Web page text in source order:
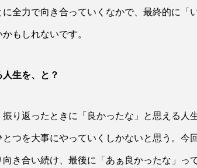
に全力で向き合っていくなかで、最終的に「
もしれないです。
生を、と？
振り返ったときに「良かったな」と思える人
とつを大事にやっていくしかないと思う。今
向き合い続け、最後に「あぁ良かったな」っ